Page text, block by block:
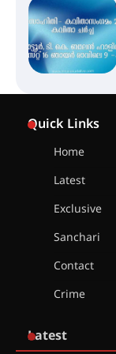
Quick Links
Home
Latest
Exclusive
Sanchari
Contact
Crime
Latest